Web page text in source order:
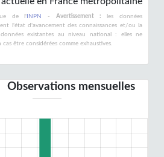
de l' INPN - Avertissement : les données
l'état d'avancement des connaissances et/ou la
existantes au niveau national : elles ne
être considérées comme exhaustives.
Observations mensuelles